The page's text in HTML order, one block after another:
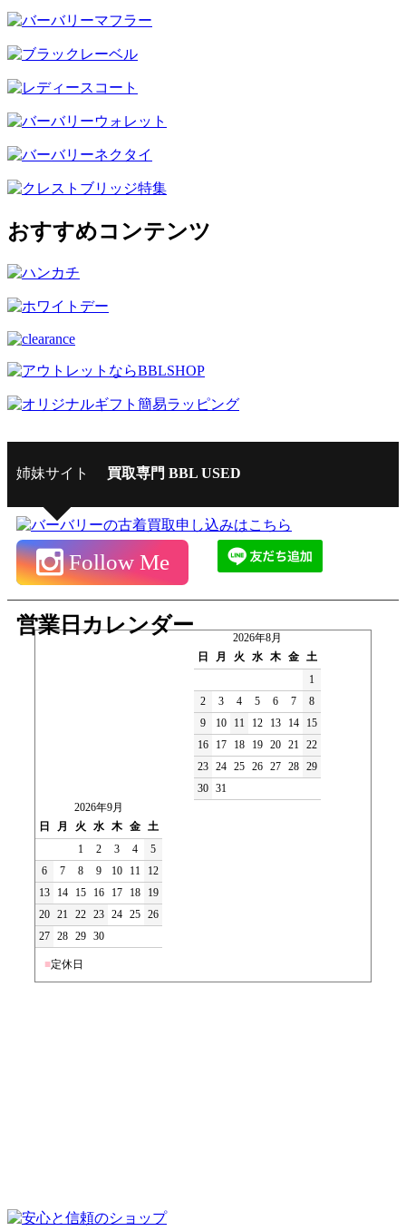
おすすめコンテンツ
姉妹サイト 買取専門 BBL USED
Follow Me
営業日カレンダー
2026年8月
日
月 火 水 木 金 土
1
2
3 4 5 6 7
8
9
10 11 12 13 14
15
16
17 18 19 20 21 22
23 24 25 26 27 28 29
30 31
2026年9月
日
月 火 水 木 金 土
1
2 3 4
5
6
7 8 9 10 11
12
13
14 15 16 17 18
19
20 21 22 23 24 25 26
27 28 29 30
■定休日